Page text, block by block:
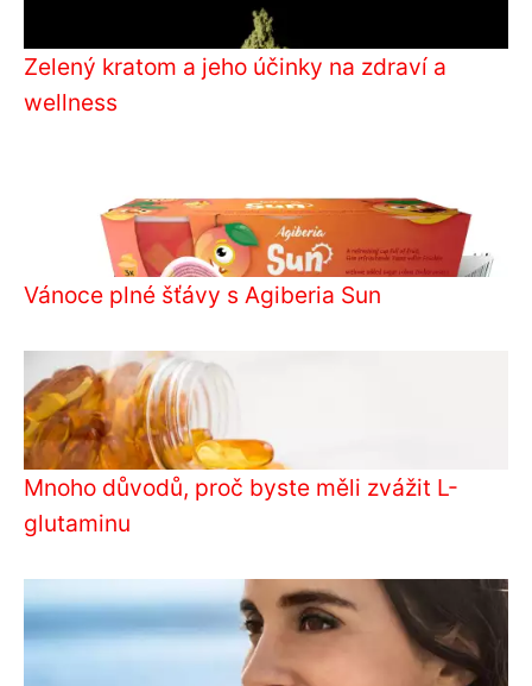
Zelený kratom a jeho účinky na zdraví a
wellness
Vánoce plné šťávy s Agiberia Sun
Mnoho důvodů, proč byste měli zvážit L-
glutaminu